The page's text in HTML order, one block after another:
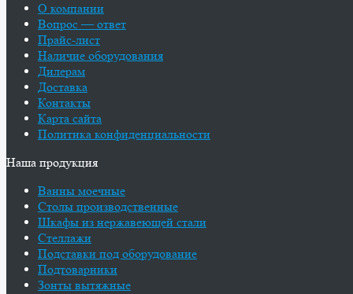
О компании
Вопрос — ответ
Прайс-лист
Наличие оборудования
Дилерам
Доставка
Контакты
Карта сайта
Политика конфиденциальности
Наша продукция
Ванны моечные
Столы производственные
Шкафы из нержавеющей стали
Стеллажи
Подставки под оборудование
Подтоварники
Зонты вытяжные